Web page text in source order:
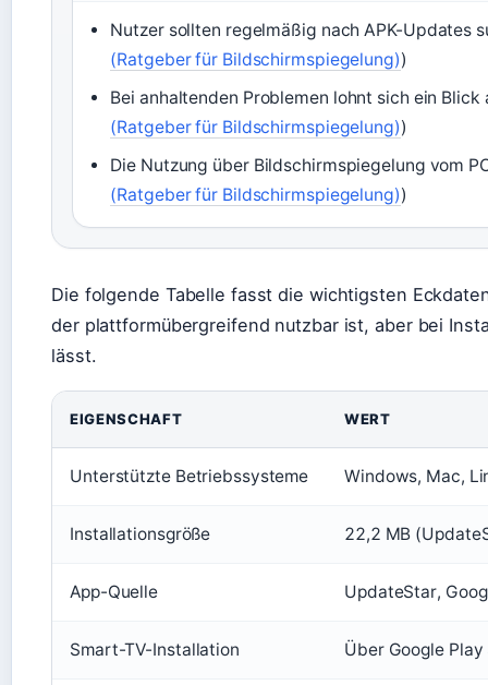
Nutzer sollten regelmäßig nach APK-Updates
(Ratgeber für Bildschirmspiegelung))
Bei anhaltenden Problemen lohnt sich ein
(Ratgeber für Bildschirmspiegelung))
Die Nutzung über Bildschirmspiegelung vom
(Ratgeber für Bildschirmspiegelung))
Die folgende Tabelle fasst die wichtigsten
der plattformübergreifend nutzbar ist, aber bei
lässt.
EIGENSCHAFT WERT
Unterstützte Betriebssysteme Windows, Mac,
Installationsgröße 22,2 MB
App-Quelle UpdateStar,
Smart-TV-Installation Über Google